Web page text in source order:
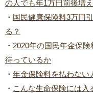
の人でも年1万円前後増
・ 国民健康保険料3万円
る？
・ 2020年の国民年金保
待っているか
・ 年金保険料を払わない
・ こんな生命保険には